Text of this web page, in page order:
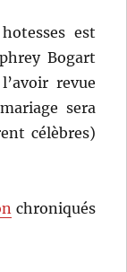
est
Bogart
revue
sera
célèbres)
chroniqués